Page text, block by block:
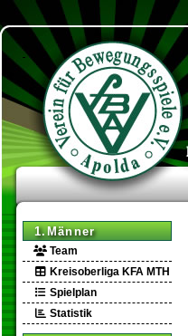
1.Männer
Team
Kreisoberliga KFA MTH
Spielplan
Statistik